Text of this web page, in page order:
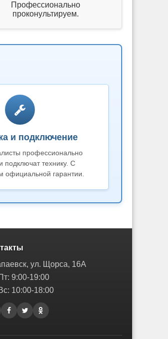
Профессионально
проконультируем.
и подключение
профессионально
подключат технику. С
гарантии.
ул. Щорса, 16А
9:00-19:00
10:00-18:00